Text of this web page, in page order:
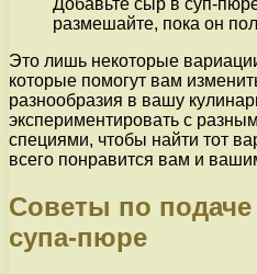
размешайте, пока он
Это лишь некоторые
которые помогут вам
разнообразия в вашу
экспериментировать с
специями, чтобы найти тот
всего понравится вам и
Советы по
супа-пюре